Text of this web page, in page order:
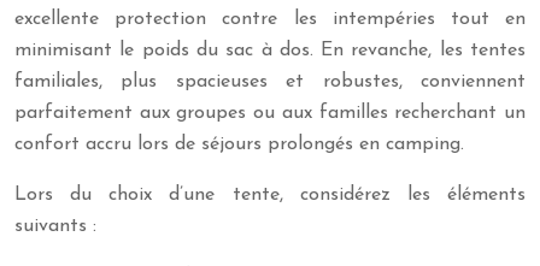
excellente protection contre les intempéries tout en
minimisant le poids du sac à dos. En revanche, les tentes
familiales, plus spacieuses et robustes, conviennent
parfaitement aux groupes ou aux familles recherchant un
confort accru lors de séjours prolongés en camping.
Lors du choix d’une tente, considérez les éléments
suivants :